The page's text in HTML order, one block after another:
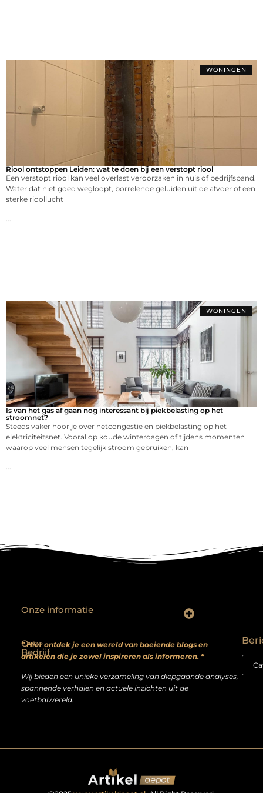
WONINGEN
Riool ontstoppen Leiden: wat te doen bij een verstopt riool
Een verstopt riool kan veel overlast veroorzaken in huis of bedrijfspand.
Water dat niet goed wegloopt, borrelende geluiden uit de afvoer of een
sterke rioollucht
WONINGEN
Is van het gas af gaan nog interessant bij piekbelasting op het
stroomnet?
Steeds vaker hoor je over netcongestie en piekbelasting op het
elektriciteitsnet. Vooral op koude winterdagen of tijdens momenten
waarop veel mensen tegelijk stroom gebruiken, kan
Over
Bedrijf
” Hier ontdek je een wereld van boeiende blogs en
artikelen die je zowel inspireren als informeren. “
Wij bieden een unieke verzameling van diepgaande analyses,
spannende verhalen en actuele inzichten uit de
voetbalwereld.
Onze informatie